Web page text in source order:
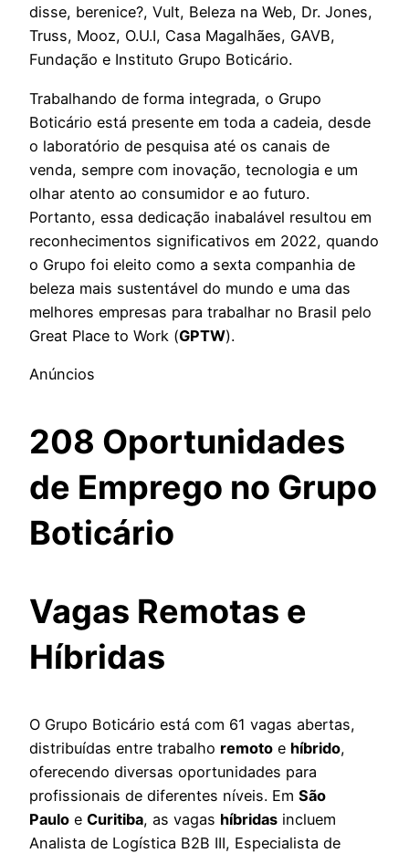
disse, berenice?, Vult, Beleza na Web, Dr. Jones,
Truss, Mooz, O.U.I, Casa Magalhães, GAVB,
Fundação e Instituto Grupo Boticário.
Trabalhando de forma integrada, o Grupo
Boticário está presente em toda a cadeia, desde
o laboratório de pesquisa até os canais de
venda, sempre com inovação, tecnologia e um
olhar atento ao consumidor e ao futuro.
Portanto, essa dedicação inabalável resultou em
reconhecimentos significativos em 2022, quando
o Grupo foi eleito como a sexta companhia de
beleza mais sustentável do mundo e uma das
melhores empresas para trabalhar no Brasil pelo
Great Place to Work (GPTW).
Anúncios
208 Oportunidades
de Emprego no Grupo
Boticário
Vagas Remotas e
Híbridas
O Grupo Boticário está com 61 vagas abertas,
distribuídas entre trabalho remoto e híbrido,
oferecendo diversas oportunidades para
profissionais de diferentes níveis. Em São
Paulo e Curitiba, as vagas híbridas incluem
Analista de Logística B2B III, Especialista de